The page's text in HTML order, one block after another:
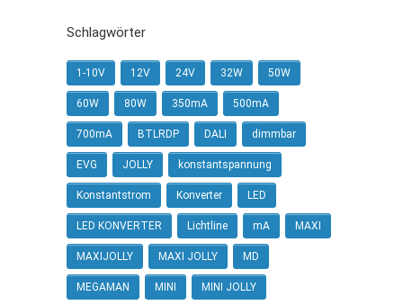
Schlagwörter
1-10V 12V 24V 32W 50W
60W 80W 350mA 500mA
700mA BTLRDP DALI dimmbar
EVG JOLLY konstantspannung
Konstantstrom Konverter LED
LED KONVERTER Lichtline mA MAXI
MAXIJOLLY MAXI JOLLY MD
MEGAMAN MINI MINI JOLLY